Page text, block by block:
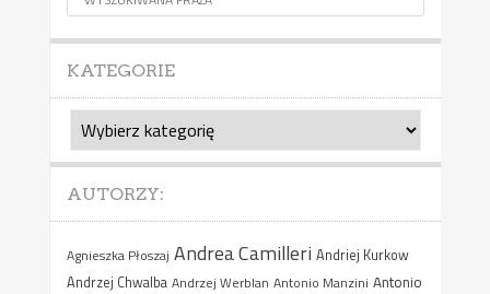
KATEGORIE
Kategorie
AUTORZY:
Agnieszka Płoszaj Andrea Camilleri Andriej Kurkow
Andrzej Chwalba Andrzej Werblan Antonio Manzini Antonio